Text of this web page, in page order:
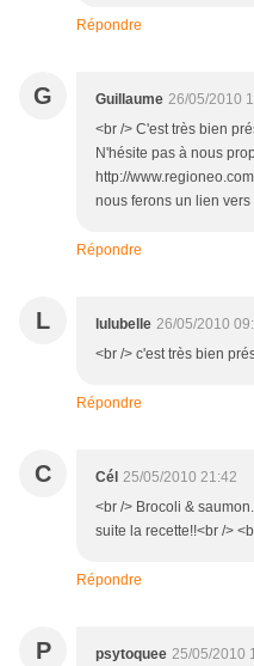
Répondre
G Guillaume 26/05/2010
<br /> C'est très bien
N'hésite pas à nous
http://
nous ferons un lien
Répondre
L lulubelle 26/05/2010
<br /> c'est très bien
Répondre
C Cél 25/05/2010 21:42
<br /> Brocoli &
suite la recette!!<br />
Répondre
P psytoquee 25/05/2010